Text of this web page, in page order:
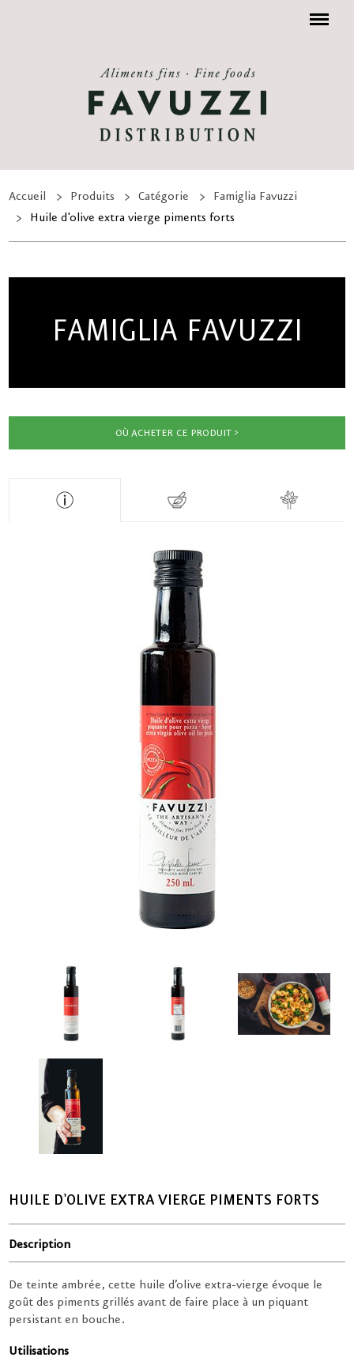
Menu
Accueil Produits Catégorie
Famiglia Favuzzi
Huile d'olive extra vierge piments forts
FAMIGLIA FAVUZZI
OÙ ACHETER CE PRODUIT
HUILE D'OLIVE EXTRA VIERGE PIMENTS FORTS
Description
De teinte ambrée, cette huile d’olive extra-vierge évoque le
goût des piments grillés avant de faire place à un piquant
persistant en bouche.
Utilisations